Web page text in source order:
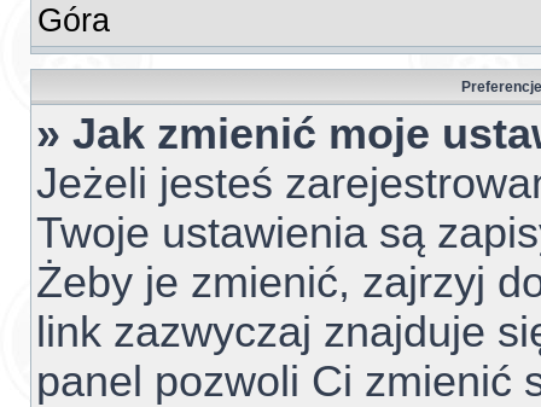
Góra
» Jak zmienić moje
Jeżeli jesteś
Twoje ustawienia są
Żeby je zmienić, zajrzyj
link zazwyczaj znajduje
panel pozwoli Ci zmienić